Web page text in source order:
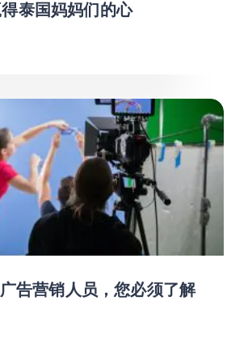
泰国妈妈们的心
告营销人员，您必须了解